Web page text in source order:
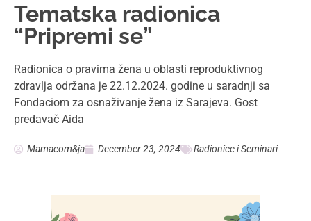
Tematska radionica
“Pripremi se”
Radionica o pravima žena u oblasti reproduktivnog
zdravlja održana je 22.12.2024. godine u saradnji sa
Fondaciom za osnaživanje žena iz Sarajeva. Gost
predavač Aida
Mamacom&ja December 23, 2024 Radionice i Seminari